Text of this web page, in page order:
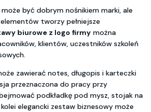
być dobrym nośnikiem marki, ale
tworzy pełniejsze
biurowe z logo firmy można
klientów, uczestników szkoleń
zawierać notes, długopis i karteczki
przeznaczona do pracy przy
podkładkę pod mysz, stojak na
elegancki zestaw biznesowy może